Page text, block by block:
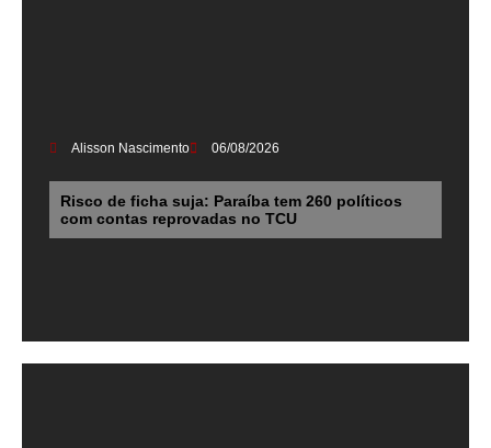
Alisson Nascimento 06/08/2026
Risco de ficha suja: Paraíba tem 260 políticos
com contas reprovadas no TCU